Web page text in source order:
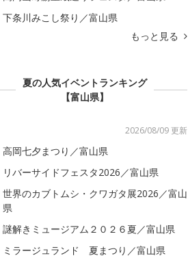
下条川みこし祭り／富山県
もっと見る
夏の人気イベントランキング
【富山県】
2026/08/09 更新
高岡七夕まつり／富山県
リバーサイドフェスタ2026／富山県
世界のカブトムシ・クワガタ展2026／富山
県
謎解きミュージアム２０２６夏／富山県
ミラージュランド 夏まつり／富山県